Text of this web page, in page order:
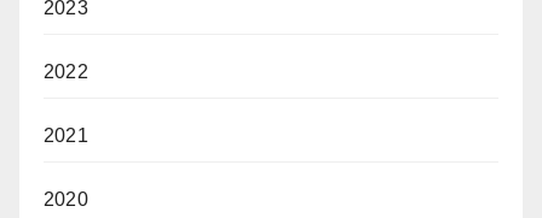
2023
2022
2021
2020